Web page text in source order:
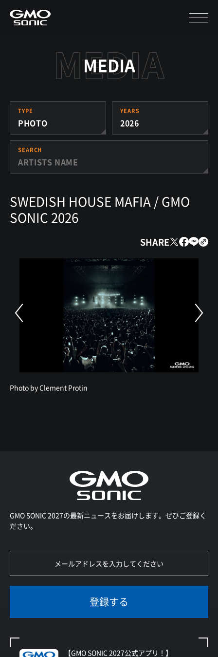
MEDIA
TYPE
PHOTO
YEARS
2026
SEARCH
SWEDISH HOUSE MAFIA / GMO
SONIC 2026
SHARE
Photo by Clement Protin
GMO SONIC 2027の最新ニュースをお届けします。ぜひご登録く
ださい。
登録する
【GMO SONIC 2027公式アプリ！】